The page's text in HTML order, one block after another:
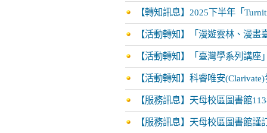
【轉知訊息】2025下半年「
【活動轉知】「漫遊雲林、漫
【活動轉知】「臺灣學系列講座
【活動轉知】科睿唯安
【服務訊息】天母校區圖書館
【服務訊息】天母校區圖書館